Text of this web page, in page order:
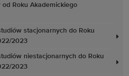
od Roku Akademickiego
stacjonarnych do Roku
2023
niestacjonarnych do Roku
2023